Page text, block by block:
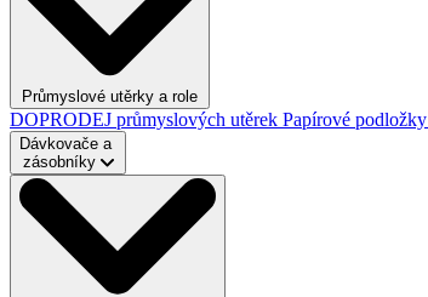
Průmyslové utěrky a role
DOPRODEJ průmyslových utěrek Papírové
Dávkovače a
zásobníky